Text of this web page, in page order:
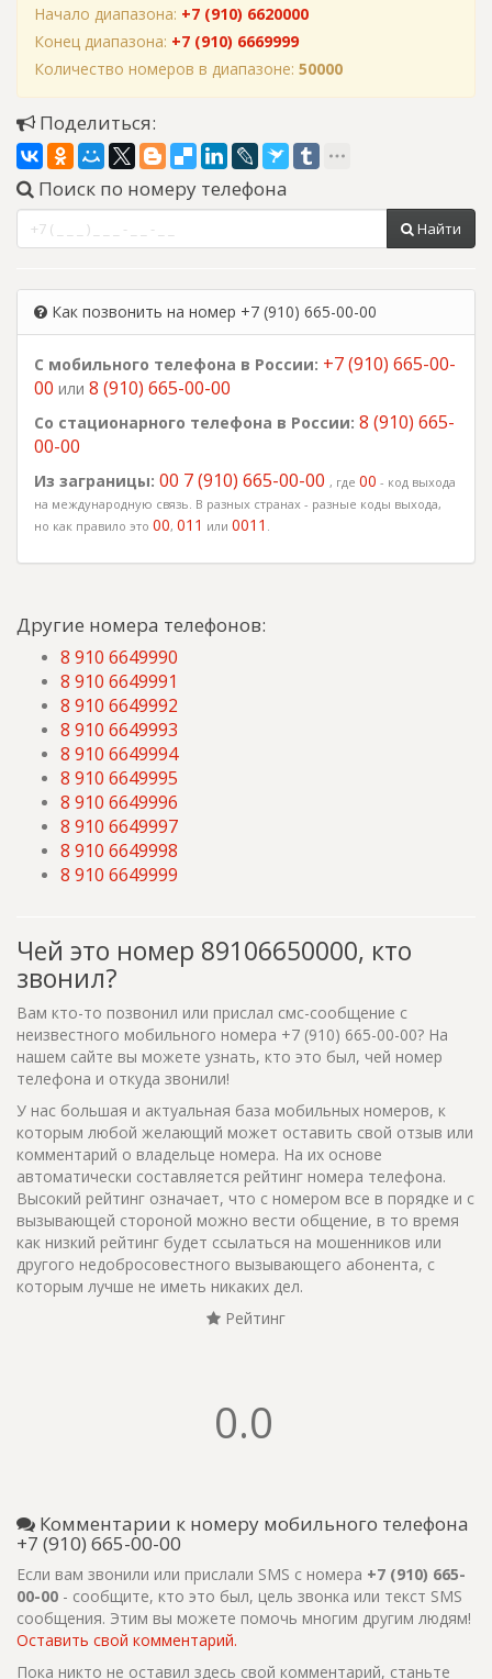
Начало диапазона: +7 (910) 6620000
Конец диапазона: +7 (910) 6669999
Количество номеров в диапазоне: 50000
Поделиться:
Поиск по номеру телефона
Найти
Как позвонить на номер +7 (910) 665-00-00
С мобильного телефона в России: +7 (910) 665-00-
00 или 8 (910) 665-00-00
Со стационарного телефона в России: 8 (910) 665-
00-00
Из заграницы: 00 7 (910) 665-00-00 , где 00 - код выхода
на международную связь. В разных странах - разные коды выхода,
но как правило это 00, 011 или 0011 .
Другие номера телефонов:
8 910 6649990
8 910 6649991
8 910 6649992
8 910 6649993
8 910 6649994
8 910 6649995
8 910 6649996
8 910 6649997
8 910 6649998
8 910 6649999
Чей это номер 89106650000, кто
звонил?
Вам кто-то позвонил или прислал смс-сообщение с
неизвестного мобильного номера +7 (910) 665-00-00? На
нашем сайте вы можете узнать, кто это был, чей номер
телефона и откуда звонили!
У нас большая и актуальная база мобильных номеров, к
которым любой желающий может оставить свой отзыв или
комментарий о владельце номера. На их основе
автоматически составляется рейтинг номера телефона.
Высокий рейтинг означает, что с номером все в порядке и с
вызывающей стороной можно вести общение, в то время
как низкий рейтинг будет ссылаться на мошенников или
другого недобросовестного вызывающего абонента, с
которым лучше не иметь никаких дел.
Рейтинг
0.0
Комментарии к номеру мобильного телефона
+7 (910) 665-00-00
Если вам звонили или прислали SMS с номера +7 (910) 665-
00-00 - сообщите, кто это был, цель звонка или текст SMS
сообщения. Этим вы можете помочь многим другим людям!
Оставить свой комментарий.
Пока никто не оставил здесь свой комментарий, станьте